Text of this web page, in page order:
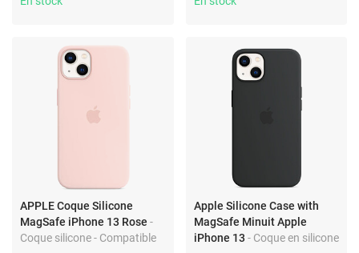
APPLE Coque Silicone
MagSafe iPhone 13 Rose -
Coque silicone - Compatible
Apple Silicone Case with
MagSafe Minuit Apple
iPhone 13 - Coque en silicone